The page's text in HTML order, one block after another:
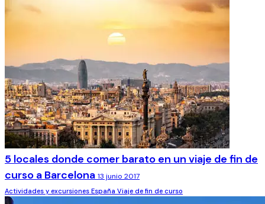
5 locales donde comer barato en un viaje de fin de
curso a Barcelona 13 junio 2017
Actividades y excursiones España Viaje de fin de curso